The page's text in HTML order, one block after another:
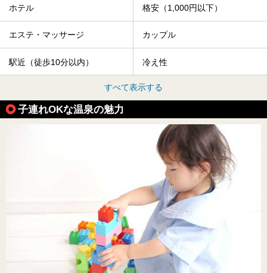
ホテル 格安（1,000円以下）
エステ・マッサージ カップル
駅近（徒歩10分以内） 冷え性
すべて表示する
子連れOKな温泉の魅力